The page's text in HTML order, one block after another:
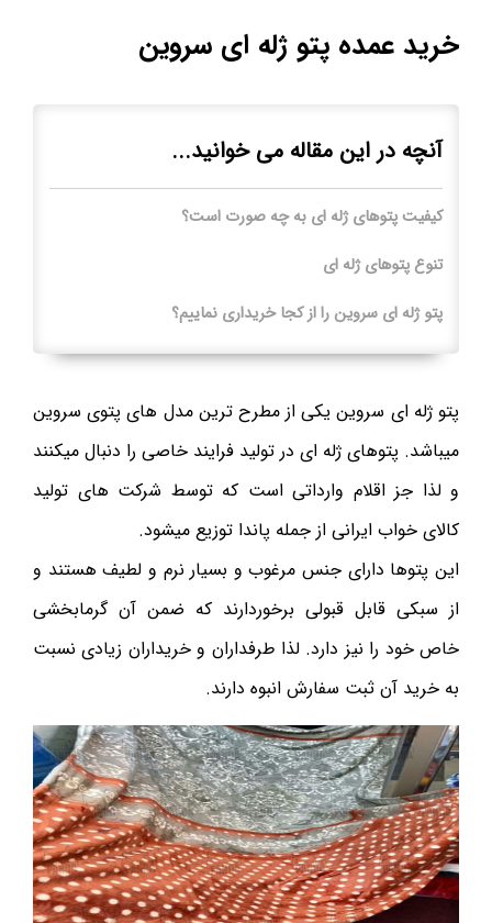
خرید عمده پتو ژله ای سروین
آنچه در این مقاله می خوانید...
کیفیت پتوهای ژله ای به چه صورت است؟
تنوع پتوهای ژله ای
پتو ژله ای سروین را از کجا خریداری نماییم؟
پتو ژله ای سروین یکی از مطرح ترین مدل های پتوی سروین
میباشد. پتوهای ژله ای در تولید فرایند خاصی را دنبال میکنند
و لذا جز اقلام وارداتی است که توسط شرکت های تولید
کالای خواب ایرانی از جمله پاندا توزیع میشود.
این پتوها دارای جنس مرغوب و بسیار نرم و لطیف هستند و
از سبکی قابل قبولی برخوردارند که ضمن آن گرمابخشی
خاص خود را نیز دارد. لذا طرفداران و خریداران زیادی نسبت
به خرید آن ثبت سفارش انبوه دارند.